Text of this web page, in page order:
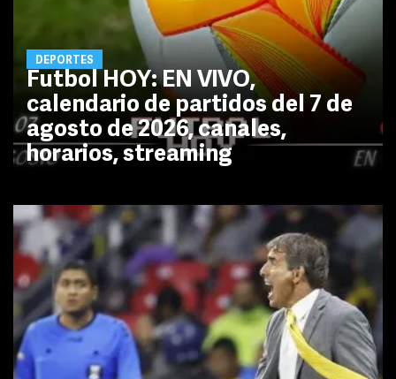
DEPORTES
Futbol HOY: EN VIVO,
calendario de partidos del 7 de
agosto de 2026, canales,
horarios, streaming